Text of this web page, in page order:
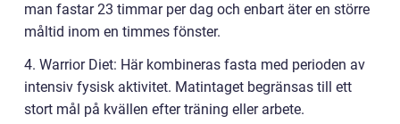
man fastar 23 timmar per dag och enbart äter en större
måltid inom en timmes fönster.
4. Warrior Diet: Här kombineras fasta med perioden av
intensiv fysisk aktivitet. Matintaget begränsas till ett
stort mål på kvällen efter träning eller arbete.